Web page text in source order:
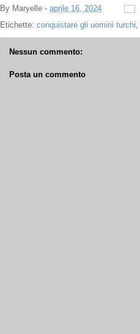
By Maryelle - aprile 16, 2024
Etichette: conquistare gli uomini turchi
Nessun commento:
Posta un commento